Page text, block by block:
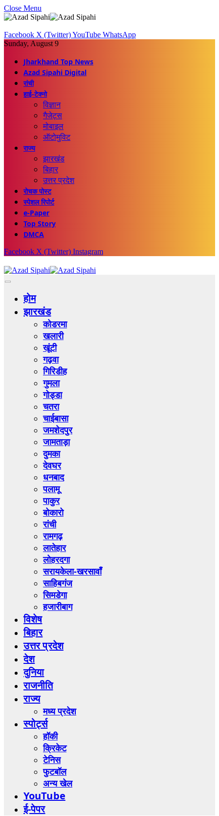
Close Menu
Facebook X (Twitter)YouTube WhatsApp
Sunday, August 9
Jharkhand Top News
Azad Sipahi Digital
रांची
हाई-टेक्नो
विज्ञान
गैजेट्स
मोबाइल
ऑटोमुविट
राज्य
झारखंड
बिहार
उत्तर प्रदेश
रोचक पोस्ट
स्पेशल रिपोर्ट
e-Paper
Top Story
DMCA
Facebook X (Twitter) Instagram
होम
झारखंड
कोडरमा
खलारी
खूंटी
गढ़वा
गिरिडीह
गुमला
गोड्डा
चतरा
चाईबासा
जमशेदपुर
जामताड़ा
दुमका
देवघर
धनबाद
पलामू
पाकुर
बोकारो
रांची
रामगढ़
लातेहार
लोहरदगा
सरायकेला-खरसावाँ
साहिबगंज
सिमडेगा
हजारीबाग
विशेष
बिहार
उत्तर प्रदेश
देश
दुनिया
राजनीति
राज्य
मध्य प्रदेश
स्पोर्ट्स
हॉकी
क्रिकेट
टेनिस
फुटबॉल
अन्य खेल
YouTube
ई-पेपर